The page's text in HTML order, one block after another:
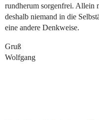
rundherum sorgenfrei. Allein
deshalb niemand in die
eine andere Denkweise.
Gruß
Wolfgang